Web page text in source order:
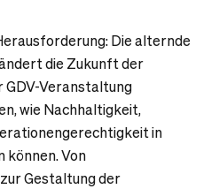
Die alternde
die Zukunft der
GDV-Veranstaltung
wie Nachhaltigkeit,
in
können. Von
Gestaltung der